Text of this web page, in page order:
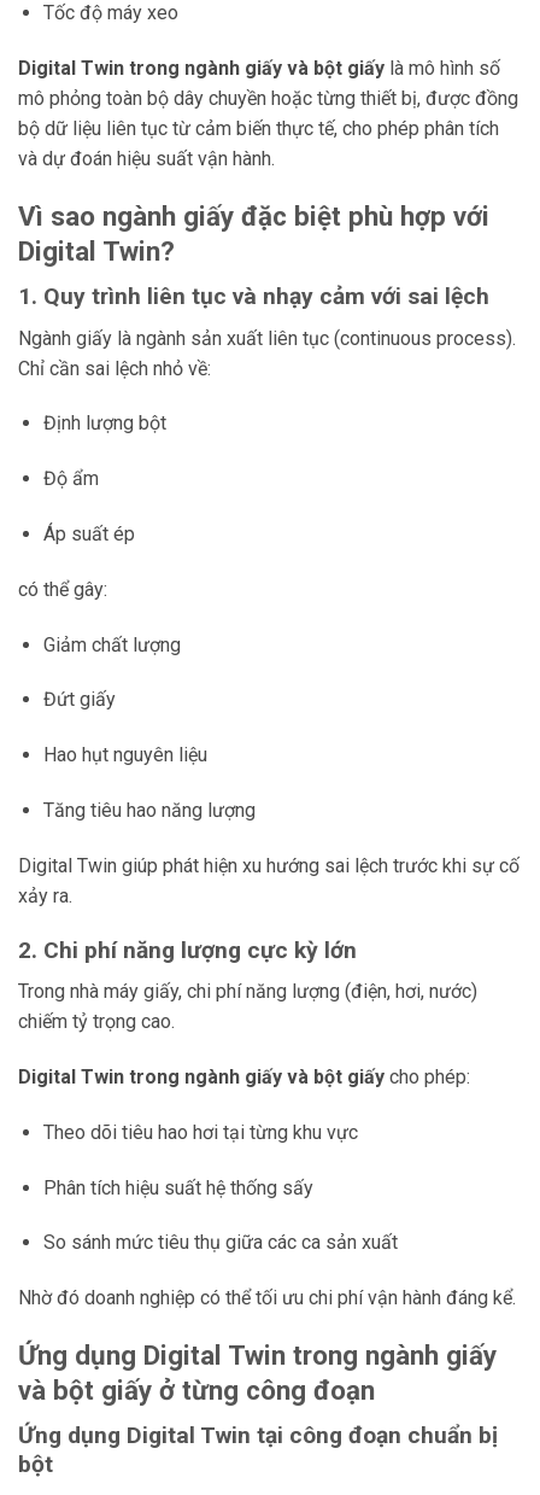
Tốc độ máy xeo
Digital Twin trong ngành giấy và bột giấy là mô hình số
mô phỏng toàn bộ dây chuyền hoặc từng thiết bị, được đồng
bộ dữ liệu liên tục từ cảm biến thực tế, cho phép phân tích
và dự đoán hiệu suất vận hành.
Vì sao ngành giấy đặc biệt phù hợp với
Digital Twin?
1. Quy trình liên tục và nhạy cảm với sai lệch
Ngành giấy là ngành sản xuất liên tục (continuous process).
Chỉ cần sai lệch nhỏ về:
Định lượng bột
Độ ẩm
Áp suất ép
có thể gây:
Giảm chất lượng
Đứt giấy
Hao hụt nguyên liệu
Tăng tiêu hao năng lượng
Digital Twin giúp phát hiện xu hướng sai lệch trước khi sự cố
xảy ra.
2. Chi phí năng lượng cực kỳ lớn
Trong nhà máy giấy, chi phí năng lượng (điện, hơi, nước)
chiếm tỷ trọng cao.
Digital Twin trong ngành giấy và bột giấy cho phép:
Theo dõi tiêu hao hơi tại từng khu vực
Phân tích hiệu suất hệ thống sấy
So sánh mức tiêu thụ giữa các ca sản xuất
Nhờ đó doanh nghiệp có thể tối ưu chi phí vận hành đáng kể.
Ứng dụng Digital Twin trong ngành giấy
và bột giấy ở từng công đoạn
Ứng dụng Digital Twin tại công đoạn chuẩn bị
bột